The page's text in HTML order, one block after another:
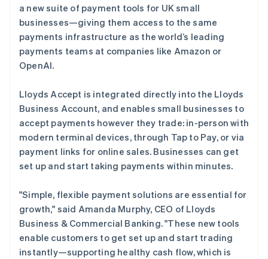
Stripe Sessions 2026
a new suite of payment tools for UK small
businesses—giving them access to the same
payments infrastructure as the world’s leading
payments teams at companies like Amazon or
OpenAI.
Lloyds Accept is integrated directly into the Lloyds
Business Account, and enables small businesses to
accept payments however they trade: in-person with
modern terminal devices, through Tap to Pay, or via
payment links for online sales. Businesses can get
set up and start taking payments within minutes.
"Simple, flexible payment solutions are essential for
growth," said Amanda Murphy, CEO of Lloyds
Business & Commercial Banking. "These new tools
enable customers to get set up and start trading
instantly—supporting healthy cash flow, which is
EnglishEspañol简体中文
墨西哥
Español English
挪威
English
日本
日本語 English
瑞典
Svenska English
DeutschFrançais ItalianoEnglish
塞浦路斯
斯洛伐克
English
斯洛文尼亚
English Italiano
泰国
ไทยEnglish